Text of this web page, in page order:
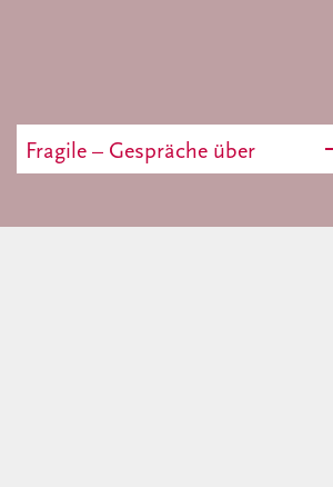
Fragile – Gespräche über